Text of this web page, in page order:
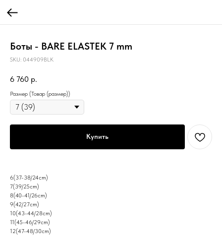
Боты - BARE ELASTEK 7 mm
SKU: 044909BLK
6 760 р.
Размер (Товар (размер))
Купить
6(37-38/24cm)
7(39/25cm)
8(40-41/26cm)
9(42/27cm)
10(43-44/28cm)
11(45-46/29cm)
12(47-48/30cm)